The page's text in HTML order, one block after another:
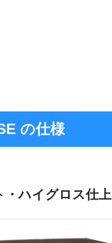
の仕様
・ハイグロス仕